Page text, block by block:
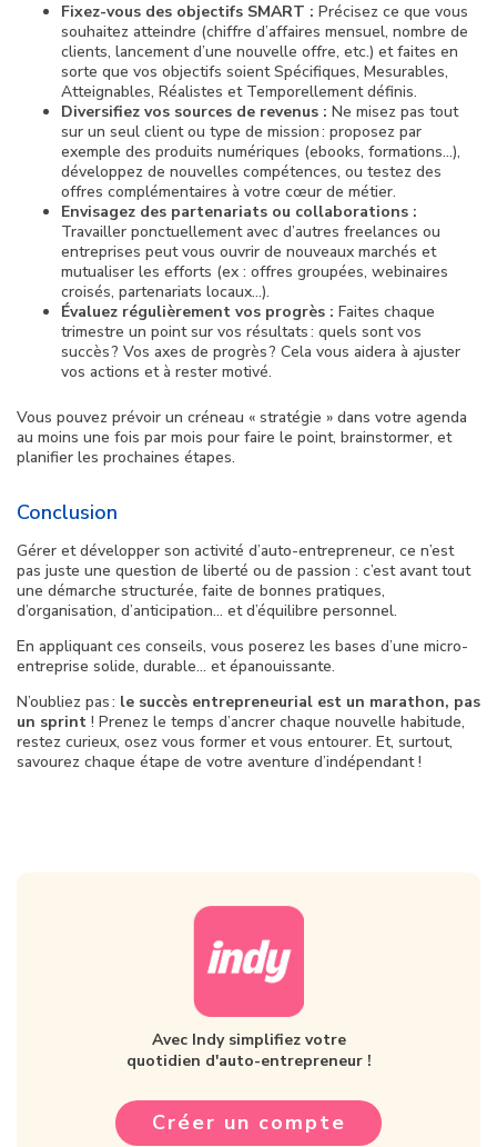
Fixez-vous des objectifs SMART : Précisez ce que vous
souhaitez atteindre (chiffre d’affaires mensuel, nombre de
clients, lancement d’une nouvelle offre, etc.) et faites en
sorte que vos objectifs soient Spécifiques, Mesurables,
Atteignables, Réalistes et Temporellement définis.
Diversifiez vos sources de revenus : Ne misez pas tout
sur un seul client ou type de mission : proposez par
exemple des produits numériques (ebooks, formations…),
développez de nouvelles compétences, ou testez des
offres complémentaires à votre cœur de métier.
Envisagez des partenariats ou collaborations :
Travailler ponctuellement avec d’autres freelances ou
entreprises peut vous ouvrir de nouveaux marchés et
mutualiser les efforts (ex : offres groupées, webinaires
croisés, partenariats locaux…).
Évaluez régulièrement vos progrès : Faites chaque
trimestre un point sur vos résultats : quels sont vos
succès ? Vos axes de progrès ? Cela vous aidera à ajuster
vos actions et à rester motivé.
Vous pouvez prévoir un créneau « stratégie » dans votre agenda
au moins une fois par mois pour faire le point, brainstormer, et
planifier les prochaines étapes.
Conclusion
Gérer et développer son activité d’auto-entrepreneur, ce n’est
pas juste une question de liberté ou de passion : c’est avant tout
une démarche structurée, faite de bonnes pratiques,
d’organisation, d’anticipation… et d’équilibre personnel.
En appliquant ces conseils, vous poserez les bases d’une micro-
entreprise solide, durable… et épanouissante.
N’oubliez pas : le succès entrepreneurial est un marathon, pas
un sprint ! Prenez le temps d’ancrer chaque nouvelle habitude,
restez curieux, osez vous former et vous entourer. Et, surtout,
savourez chaque étape de votre aventure d’indépendant !
Avec Indy simplifiez votre
quotidien d'auto-entrepreneur !
Créer un compte